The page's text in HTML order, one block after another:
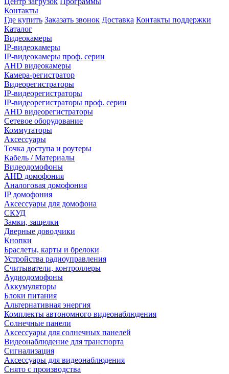
Контакты
Где купить Заказать звонок Доставка Контакты поддержки
Каталог
Видеокамеры
IP-видеокамеры
IP-видеокамеры проф. серии
AHD видеокамеры
Камера-регистратор
Видеорегистраторы
IP-видеорегистраторы
IP-видеорегистраторы проф. серии
AHD видеорегистраторы
Сетевое оборудование
Коммутаторы
Аксессуары
Точка доступа и роутеры
Кабель / Материалы
Видеодомофоны
AHD домофония
Аналоговая домофония
IP домофония
Аксессуары для домофона
СКУД
Замки, защелки
Дверные доводчики
Кнопки
Браслеты, карты и брелоки
Устройства радиоуправления
Считыватели, контроллеры
Аудиодомофоны
Аккумуляторы
Блоки питания
Альтернативная энергия
Комплекты автономного видеонаблюдения
Солнечные панели
Аксессуары для солнечных панелей
Видеонаблюдение для транспорта
Сигнализация
Аксессуары для видеонаблюдения
Снято с производства